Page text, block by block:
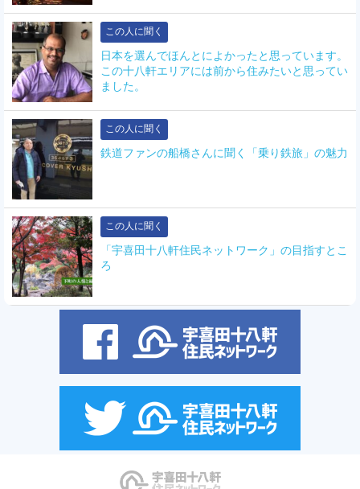
この人に聞く
日本を選んでほんとによかったと思っています。
この十八軒エリアには前から住みたいと思ってい
ました。
この人に聞く
鉄道ファンの船橋さんに聞く「乗り鉄旅」の魅力
この人に聞く
「宇喜田十八軒住民ネットワーク」の目指すとこ
ろ